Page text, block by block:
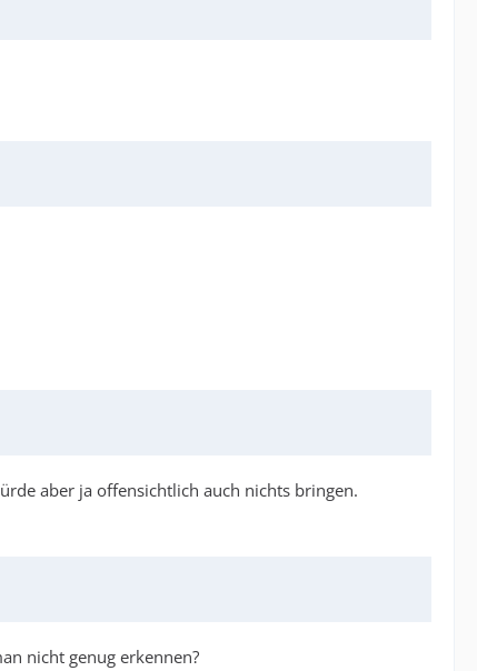
aber ja offensichtlich auch nichts bringen.
nicht genug erkennen?